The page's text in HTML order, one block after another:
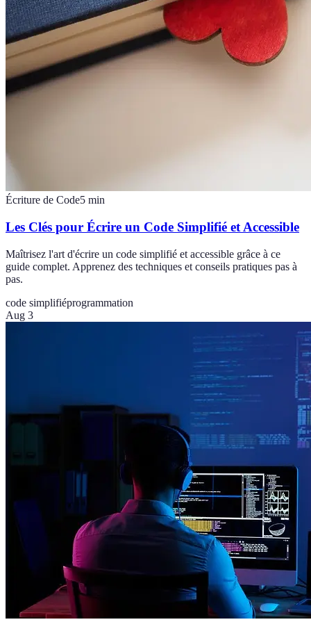
Écriture de Code5 min
Les Clés pour Écrire un Code Simplifié et Accessible
Maîtrisez l'art d'écrire un code simplifié et accessible grâce à ce
guide complet. Apprenez des techniques et conseils pratiques pas à
pas.
code simplifiéprogrammation
Aug 3